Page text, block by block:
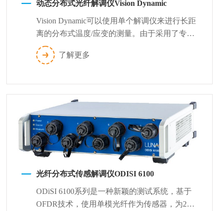
动态分布式光纤解调仪Vision Dynamic
Vision Dynamic可以使用单个解调仪来进行长距
离的分布式温度/应变的测量。由于采用了专有
的测量技术，它在精度、...
了解更多
光纤分布式传感解调仪ODISI 6100
ODiSI 6100系列是一种新颖的测试系统，基于
OFDR技术，使用单模光纤作为传感器，为21